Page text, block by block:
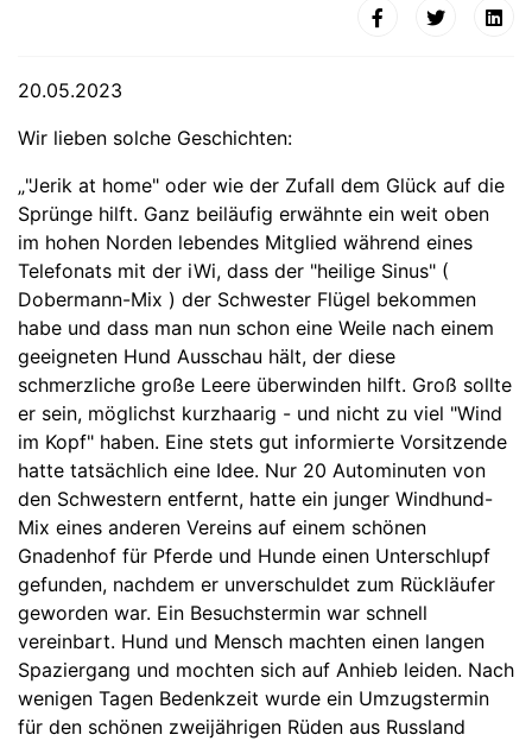
20.05.2023
Wir lieben solche Geschichten:
„"Jerik at home" oder wie der Zufall dem Glück auf die
Sprünge hilft. Ganz beiläufig erwähnte ein weit oben
im hohen Norden lebendes Mitglied während eines
Telefonats mit der iWi, dass der "heilige Sinus" (
Dobermann-Mix ) der Schwester Flügel bekommen
habe und dass man nun schon eine Weile nach einem
geeigneten Hund Ausschau hält, der diese
schmerzliche große Leere überwinden hilft. Groß sollte
er sein, möglichst kurzhaarig - und nicht zu viel "Wind
im Kopf" haben. Eine stets gut informierte Vorsitzende
hatte tatsächlich eine Idee. Nur 20 Autominuten von
den Schwestern entfernt, hatte ein junger Windhund-
Mix eines anderen Vereins auf einem schönen
Gnadenhof für Pferde und Hunde einen Unterschlupf
gefunden, nachdem er unverschuldet zum Rückläufer
geworden war. Ein Besuchstermin war schnell
vereinbart. Hund und Mensch machten einen langen
Spaziergang und mochten sich auf Anhieb leiden. Nach
wenigen Tagen Bedenkzeit wurde ein Umzugstermin
für den schönen zweijährigen Rüden aus Russland